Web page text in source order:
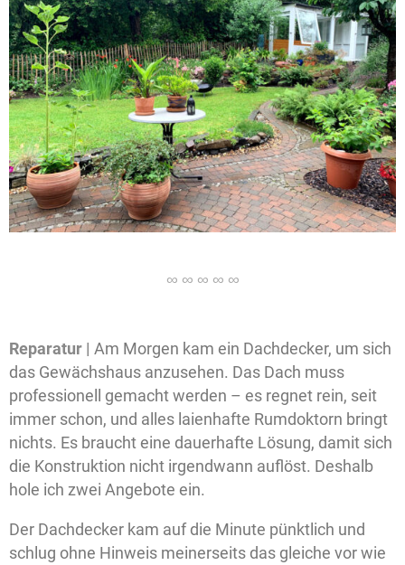
Reparatur | Am Morgen kam ein Dachdecker, um sich
das Gewächshaus anzusehen. Das Dach muss
professionell gemacht werden – es regnet rein, seit
immer schon, und alles laienhafte Rumdoktorn bringt
nichts. Es braucht eine dauerhafte Lösung, damit sich
die Konstruktion nicht irgendwann auflöst. Deshalb
hole ich zwei Angebote ein.
Der Dachdecker kam auf die Minute pünktlich und
schlug ohne Hinweis meinerseits das gleiche vor wie